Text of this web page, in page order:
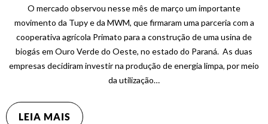
O mercado observou nesse mês de março um importante
movimento da Tupy e da MWM, que firmaram uma parceria com a
cooperativa agrícola Primato para a construção de uma usina de
biogás em Ouro Verde do Oeste, no estado do Paraná. As duas
empresas decidiram investir na produção de energia limpa, por meio
da utilização…
LEIA MAIS